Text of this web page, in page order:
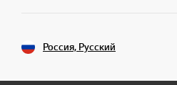
Россия, Русский